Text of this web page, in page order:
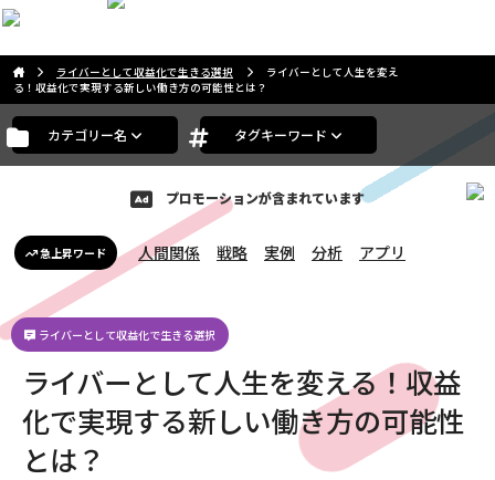
ライバーとして収益化で生きる選択
ライバーとして人生を変え
る！収益化で実現する新しい働き方の可能性とは？
カテゴリー名 タグキーワード
プロモーションが含まれています
急上昇ワード 人間関係 戦略 実例 分析 アプリ
ライバーとして収益化で生きる選択
ライバーとして人生を変える！収益
化で実現する新しい働き方の可能性
とは？